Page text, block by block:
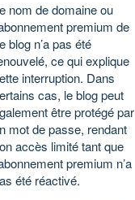
nom de domaine ou
premium de
blog n’a pas été
ce qui explique
interruption. Dans
cas, le blog peut
être protégé par
mot de passe, rendant
accès limité tant que
premium n’a
été réactivé.